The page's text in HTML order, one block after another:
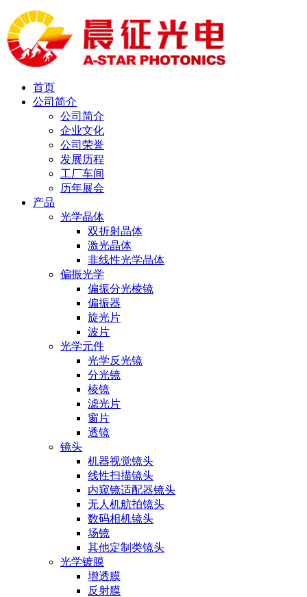
首页
公司简介
公司简介
企业文化
公司荣誉
发展历程
工厂车间
历年展会
产品
光学晶体
双折射晶体
激光晶体
非线性光学晶体
偏振光学
偏振分光棱镜
偏振器
旋光片
波片
光学元件
光学反光镜
分光镜
棱镜
滤光片
窗片
透镜
镜头
机器视觉镜头
线性扫描镜头
内窥镜适配器镜头
无人机航拍镜头
数码相机镜头
场镜
其他定制类镜头
光学镀膜
增透膜
反射膜